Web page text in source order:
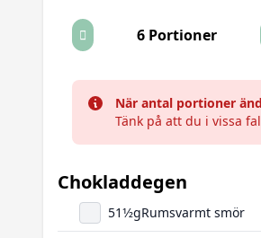
6 Portioner
När antal portioner
Tänk på att du i vissa
Chokladdegen
511/2gRumsvarmt smör